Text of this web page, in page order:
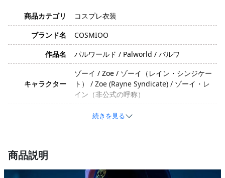
商品カテゴリ
コスプレ衣装
ブランド名
COSMIOO
作品名
パルワールド / Palworld / パルワ
キャラクター
ゾーイ / Zoe / ゾーイ（レイン・シンジケー
ト） / Zoe (Rayne Syndicate) / ゾーイ・レ
イン（非公式の呼称）
クール・やんちゃ・ストリート
コットン、ポリエステル、合成皮革、サテ
コート、スカート、べアトップ、ベルト、
続きを見る
商品説明